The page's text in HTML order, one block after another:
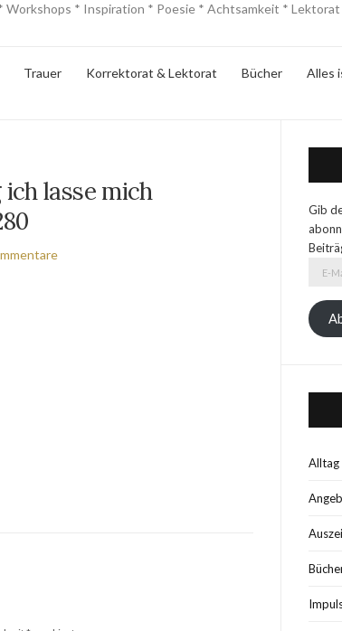
Workshops * Inspiration * Poesie * Achtsamkeit * Lektorat
Trauer Korrektorat & Lektorat Bücher Alles
lasse mich
Gib
Alltag